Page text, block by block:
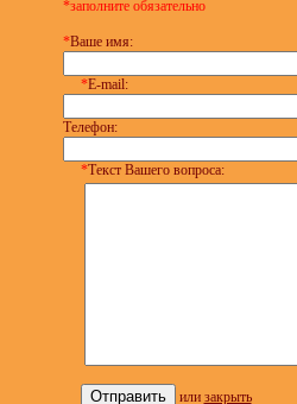
*заполните обязательно
*Ваше имя:
*E-mail:
Телефон:
*Текст Вашего вопроса:
или закрыть